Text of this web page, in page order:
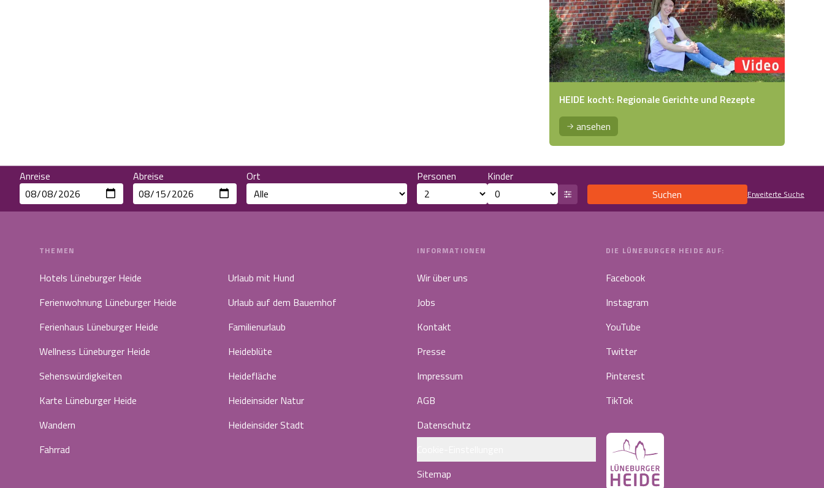
HEIDE kocht: Regionale Gerichte und Rezepte
ansehen
Anreise Abreise Ort Personen
Kinder
Suchen
Erweiterte Suche
THEMEN
Hotels Lüneburger Heide
Ferienwohnung Lüneburger Heide
Ferienhaus Lüneburger Heide
Wellness Lüneburger Heide
Sehenswürdigkeiten
Karte Lüneburger Heide
Wandern
Fahrrad
Urlaub mit Hund
Urlaub auf dem Bauernhof
Familienurlaub
Heideblüte
Heidefläche
Heideinsider Natur
Heideinsider Stadt
INFORMATIONEN
Wir über uns
Jobs
Kontakt
Presse
Impressum
AGB
Datenschutz
Sitemap
DIE LÜNEBURGER HEIDE AUF:
Facebook
Instagram
YouTube
Twitter
Pinterest
TikTok